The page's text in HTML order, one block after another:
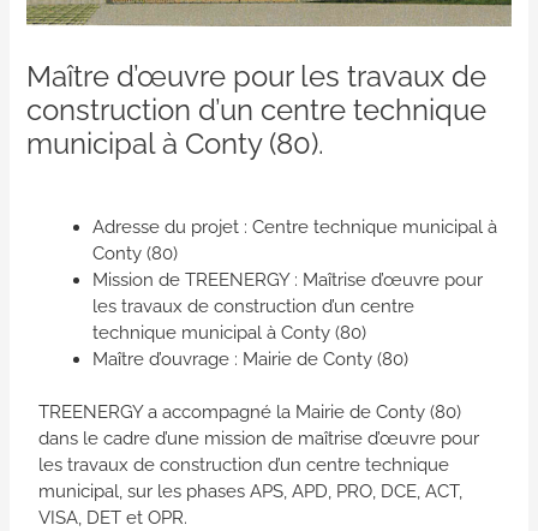
Maître d’œuvre pour les travaux de
construction d’un centre technique
municipal à Conty (80).
Adresse du projet : Centre technique municipal à
Conty (80)
Mission de TREENERGY : Maîtrise d’œuvre pour
les travaux de construction d’un centre
technique municipal à Conty (80)
Maître d’ouvrage : Mairie de Conty (80)
TREENERGY a accompagné la Mairie de Conty (80)
dans le cadre d’une mission de maîtrise d’œuvre pour
les travaux de construction d’un centre technique
municipal, sur les phases APS, APD, PRO, DCE, ACT,
VISA, DET et OPR.